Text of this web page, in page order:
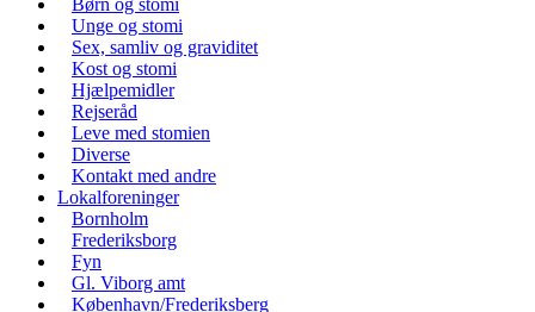
Børn og stomi
Unge og stomi
Sex, samliv og graviditet
Kost og stomi
Hjælpemidler
Rejseråd
Leve med stomien
Diverse
Kontakt med andre
Lokalforeninger
Bornholm
Frederiksborg
Fyn
Gl. Viborg amt
København/Frederiksberg